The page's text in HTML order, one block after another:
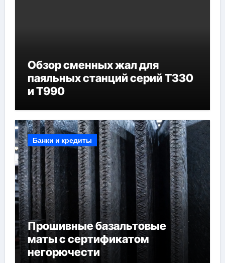
Обзор сменных жал для
паяльных станций серий T330
и T990
Банки и кредиты
Прошивные базальтовые
маты с сертификатом
негорючести